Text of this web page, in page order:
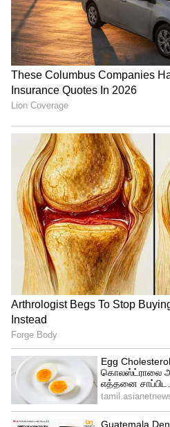
பற்றி இந்த பதிவில்
மேலும் படிக்க...Sani
கருணையால் அடுத்த
பண மழையில்
..நீங்களும் ஒருவரா?
நெல்லிக்காய் மற்றும்
பிளாக் டீ, பாதாம்
எலுமிச்சை சாறு,
கறிவேப்பிலை
பொருட்கள் வெள்ளை
மாற்றும் தன்மை